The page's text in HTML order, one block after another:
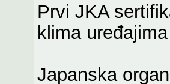
Prvi JKA
klima uređajima
Japanska